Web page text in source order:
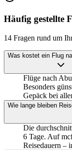
Häufig gestellte
14 Fragen rund um
Was kostet ein Flug
Flüge nach
Besonders
Gepäck bei
Wie lange bleiben
Die
6 Tage. Auf
Reisedauern –